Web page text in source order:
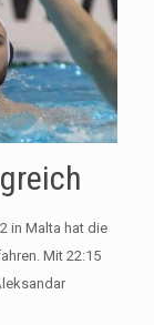
in Malta hat die
Mit 22:15